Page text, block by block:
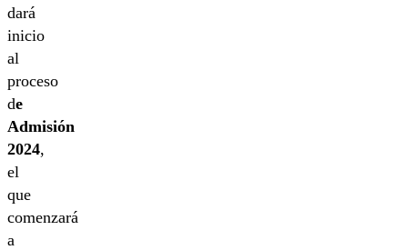
dará
inicio
al
proceso
de
Admisión
2024,
el
que
comenzará
a